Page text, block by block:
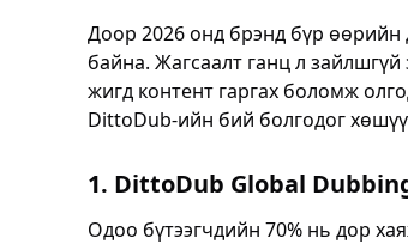
Доор 2026 онд брэнд бүр өөрийн
байна. Жагсаалт ганц л зайлшгүй
жигд контент гаргах боломж
DittoDub-ийн бий болгодог
1. DittoDub Global
Одоо бүтээгчдийн 70% нь дор